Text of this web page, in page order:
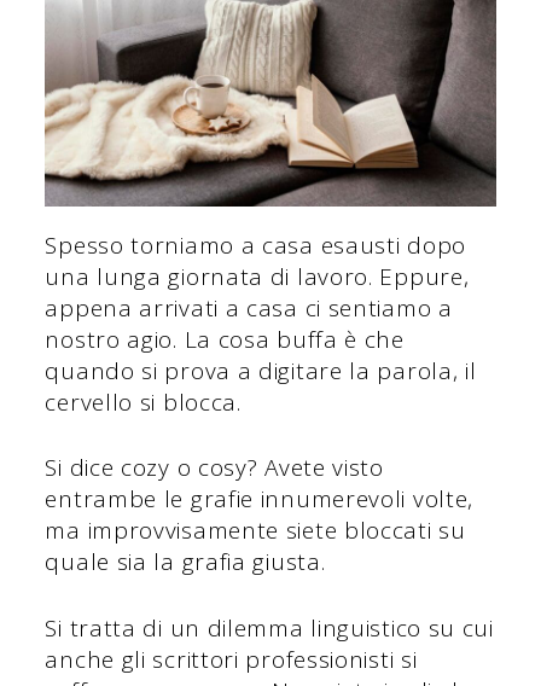
Spesso torniamo a casa esausti dopo
una lunga giornata di lavoro. Eppure,
appena arrivati a casa ci sentiamo a
nostro agio. La cosa buffa è che
quando si prova a digitare la parola, il
cervello si blocca.
Si dice cozy o cosy? Avete visto
entrambe le grafie innumerevoli volte,
ma improvvisamente siete bloccati su
quale sia la grafia giusta.
Si tratta di un dilemma linguistico su cui
anche gli scrittori professionisti si